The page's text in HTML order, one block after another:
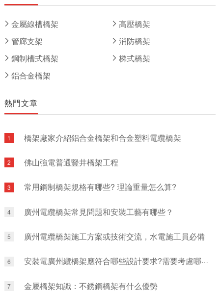
車服務貿易等多種業務為一體。
金屬線槽橋架
高壓橋架
管廊支架
消防橋架
鋼制槽式橋架
梯式橋架
鋁合金橋架
熱門文章
1 橋架廠家介紹鋁合金橋架和合金塑料電纜橋架
2 佛山強電普通豎井橋架工程
3 常用鋼制橋架規格有哪些? 理論重量怎么算?
4 廣州電纜橋架常見問題和安裝工藝有哪些？
5 廣州電纜橋架施工方案或技術交流，水電施工員必備
6 安裝電廣州纜橋架應符合哪些設計要求?需要考慮哪些重要指標?
7 金屬橋架知識：不銹鋼橋架有什么優勢